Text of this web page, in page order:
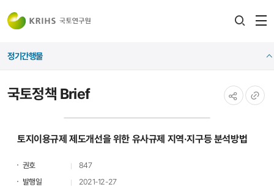
국토정책 Brief
정기간행물
토지이용규제 제도개선을 위한 유사규제 지역·지구등 분석방법
권호
847
발행일
2021-12-27